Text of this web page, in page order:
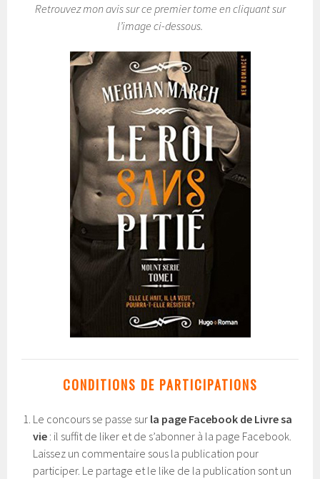
Retrouvez mon avis sur ce premier tome en cliquant sur
l’image ci-dessous.
CONDITIONS DE PARTICIPATIONS
Le concours se passe sur la page Facebook de Livre sa
vie : il suffit de liker et de s’abonner à la page Facebook.
Laissez un commentaire sous la publication pour
participer. Le partage et le like de la publication sont un